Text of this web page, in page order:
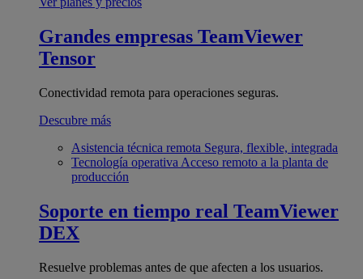
Grandes empresas TeamViewer
Tensor
Conectividad remota para operaciones seguras.
Descubre más
Asistencia técnica remota Segura, flexible, integrada
Tecnología operativa Acceso remoto a la planta de
producción
Soporte en tiempo real TeamViewer
DEX
Resuelve problemas antes de que afecten a los usuarios.